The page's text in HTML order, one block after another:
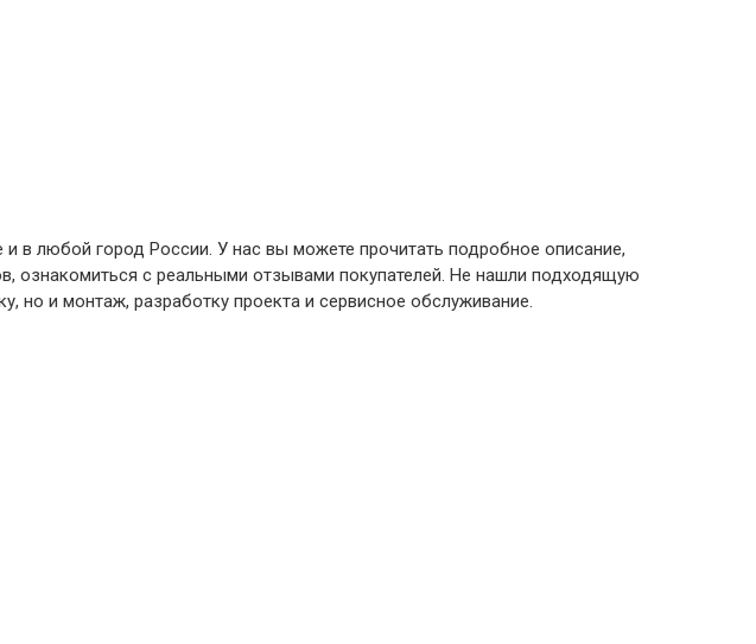
в любой город России. У нас вы можете прочитать подробное описание,
ознакомиться с реальными отзывами покупателей. Не нашли подходящую
но и монтаж, разработку проекта и сервисное обслуживание.